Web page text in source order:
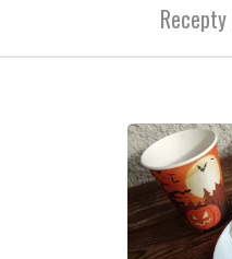
Recepty